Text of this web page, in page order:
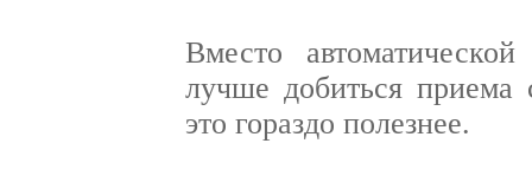
Вместо
лучше добиться приема
это гораздо полезнее.